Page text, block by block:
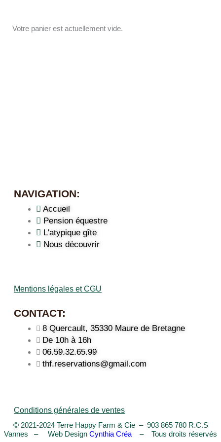
contenuVotre panier est actuellement vide.
NAVIGATION:
Accueil
Pension équestre
L'atypique gîte
Nous découvrir
Mentions légales et CGU
CONTACT:
8 Quercault, 35330 Maure de Bretagne
De 10h à 16h
06.59.32.65.99
thf.reservations@gmail.com
Conditions générales de ventes
© 2021-2024 Terre Happy Farm & Cie – 903 865 780 R.C.S
Vannes – Web Design Cynthia Créa – Tous droits réservés